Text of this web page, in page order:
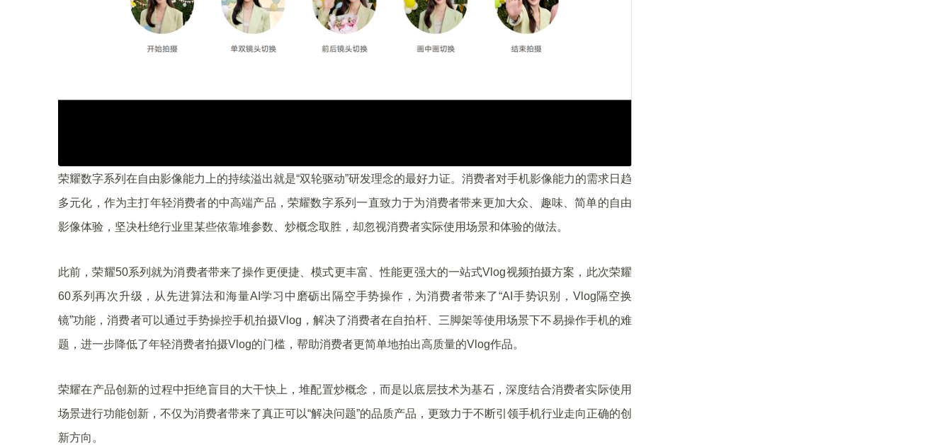
荣耀数字系列在自由影像能力上的持续溢出就是“双轮驱动”研发理念的最好力证。消费者对手机影像能力的需求日趋
多元化，作为主打年轻消费者的中高端产品，荣耀数字系列一直致力于为消费者带来更加大众、趣味、简单的自由
影像体验，坚决杜绝行业里某些依靠堆参数、炒概念取胜，却忽视消费者实际使用场景和体验的做法。
此前，荣耀50系列就为消费者带来了操作更便捷、模式更丰富、性能更强大的一站式Vlog视频拍摄方案，此次荣耀
60系列再次升级，从先进算法和海量AI学习中磨砺出隔空手势操作，为消费者带来了“AI手势识别，Vlog隔空换
镜”功能，消费者可以通过手势操控手机拍摄Vlog，解决了消费者在自拍杆、三脚架等使用场景下不易操作手机的难
题，进一步降低了年轻消费者拍摄Vlog的门槛，帮助消费者更简单地拍出高质量的Vlog作品。
荣耀在产品创新的过程中拒绝盲目的大干快上，堆配置炒概念，而是以底层技术为基石，深度结合消费者实际使用
场景进行功能创新，不仅为消费者带来了真正可以“解决问题”的品质产品，更致力于不断引领手机行业走向正确的创
新方向。